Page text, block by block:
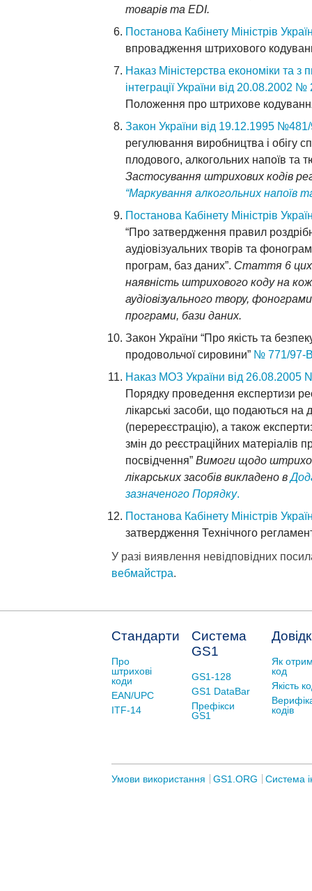
товарів та EDI.
Постанова Кабінету Міністрів
впровадження штрихового
Наказ Міністерства економіки та з
інтеграції України від 20.08.2002 №
Положення про штрихове
Закон України від 19.12.1995
регулювання виробництва і обігу
плодового, алкогольних напоїв та
Застосування штрихових кодів
“Маркування алкогольних напоїв
Постанова Кабінету Міністрів
“Про затвердження правил
аудіовізуальних творів та
програм, баз даних”. Стаття 6 цих
наявність штрихового коду на
аудіовізуального твору,
програми, бази даних.
Закон України “Про якість та
продовольчої сировини” № 771/97-
Наказ МОЗ України від 26.08.2005
Порядку проведення експертизи
лікарські засоби, що подаються на
(перереєстрацію), а також
змін до реєстраційних матеріалів
посвідчення” Вимоги щодо
лікарських засобів викладено в
зазначеного Порядку.
Постанова Кабінету Міністрів
затвердження Технічного
У разі виявлення невідповідних
вебмайстра.
Стандарти
Про
штрихові
коди
EAN/UPC
ITF-14
Система
GS1
GS1-128
GS1 DataBar
Префікси
GS1
Як
код
Якість
кодів
Умови використання GS1.ORG Система